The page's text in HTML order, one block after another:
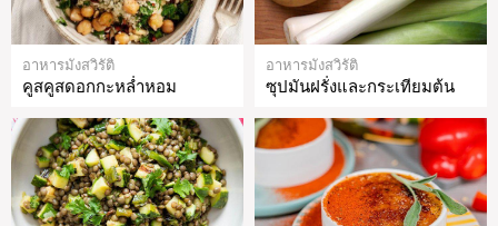
อาหารมังสวิรัติ
คูสคูสดอกกะหล่ำหอม
อาหารมังสวิรัติ
ซุปมันฝรั่งและกระเทียมต้น